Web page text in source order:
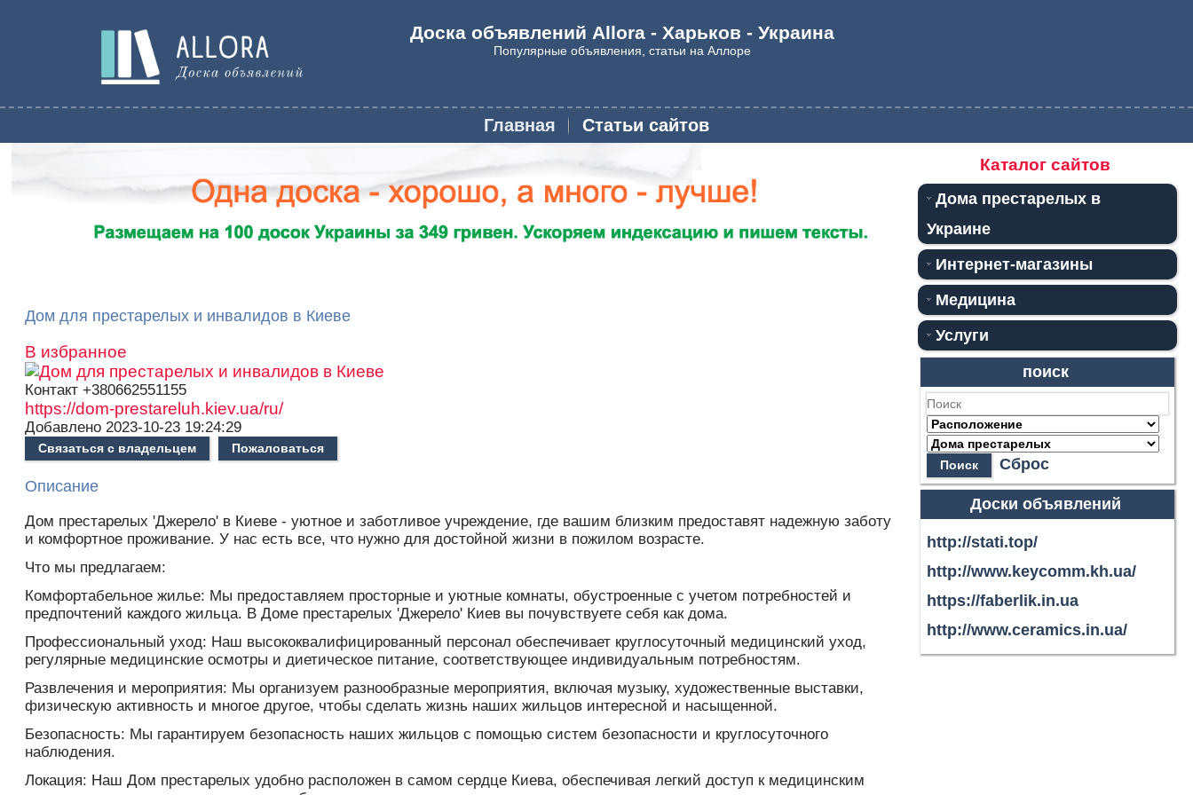
Доска объявлений Allora - Харьков - Украина
Популярные объявления, статьи на Аллоре
Главная Статьи сайтов
Дом для престарелых и инвалидов в Киеве
В избранное
Контакт +380662551155
https://dom-prestareluh.kiev.ua/ru/
Добавлено 2023-10-23 19:24:29
Связаться с владельцем Пожаловаться
Описание
Дом престарелых 'Джерело' в Киеве - уютное и заботливое учреждение, где вашим близким предоставят надежную заботу
и комфортное проживание. У нас есть все, что нужно для достойной жизни в пожилом возрасте.
Что мы предлагаем:
Комфортабельное жилье: Мы предоставляем просторные и уютные комнаты, обустроенные с учетом потребностей и
предпочтений каждого жильца. В Доме престарелых 'Джерело' Киев вы почувствуете себя как дома.
Профессиональный уход: Наш высококвалифицированный персонал обеспечивает круглосуточный медицинский уход,
регулярные медицинские осмотры и диетическое питание, соответствующее индивидуальным потребностям.
Развлечения и мероприятия: Мы организуем разнообразные мероприятия, включая музыку, художественные выставки,
физическую активность и многое другое, чтобы сделать жизнь наших жильцов интересной и насыщенной.
Безопасность: Мы гарантируем безопасность наших жильцов с помощью систем безопасности и круглосуточного
наблюдения.
Локация: Наш Дом престарелых удобно расположен в самом сердце Киева, обеспечивая легкий доступ к медицинским
Каталог сайтов
Дома престарелых в
Украине
Интернет-магазины
Медицина
Услуги
поиск
Поиск Сброс
Доски объявлений
http://stati.top/
http://www.keycomm.kh.ua/
https://faberlik.in.ua
http://www.ceramics.in.ua/